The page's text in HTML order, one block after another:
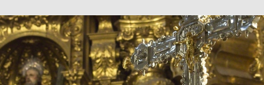
Saltar
al
contenido